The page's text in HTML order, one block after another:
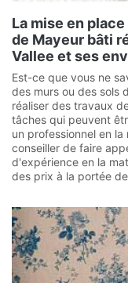
La mise en
de Mayeur bâti
Vallee et ses
Est-ce que vous ne
des murs ou des sols
réaliser des travaux
tâches qui peuvent
un professionnel en
conseiller de faire
d'expérience en la
des prix à la portée